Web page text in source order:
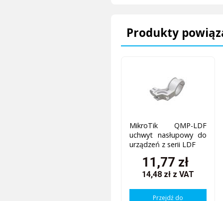
Produkty
MikroTik QMP-LDF
uchwyt nasłupowy do
urządzeń z serii LDF
11,77 zł
14,48 zł z VAT
Przejdź do